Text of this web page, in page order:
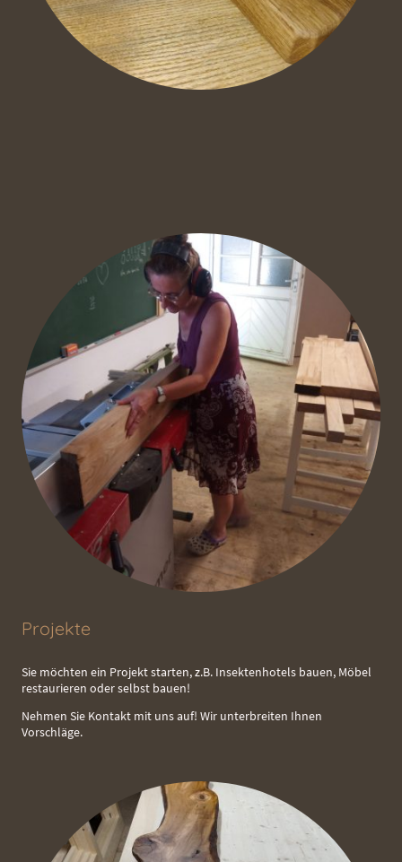
Projekte
Sie möchten ein Projekt starten, z.B. Insektenhotels bauen, Möbel
restaurieren oder selbst bauen!
Nehmen Sie Kontakt mit uns auf! Wir unterbreiten Ihnen
Vorschläge.